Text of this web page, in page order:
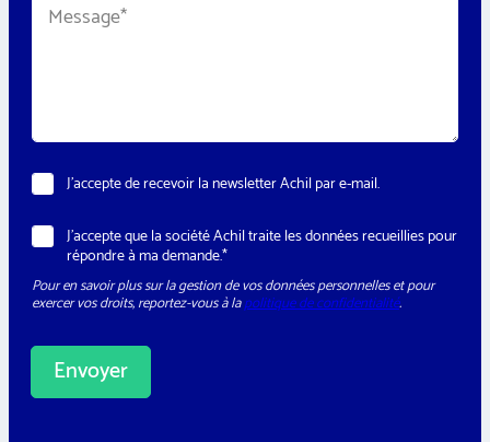
N
e
w
s
e
t
t
r
J’accepte de recevoir la newsletter Achil par e-mail.
R
G
D
*
J’accepte que la société Achil traite les données recueillies pour
répondre à ma demande.*
Pour en savoir plus sur la gestion de vos données personnelles et pour
exercer vos droits, reportez-vous à lapolitique de confidentialité.
Envoyer